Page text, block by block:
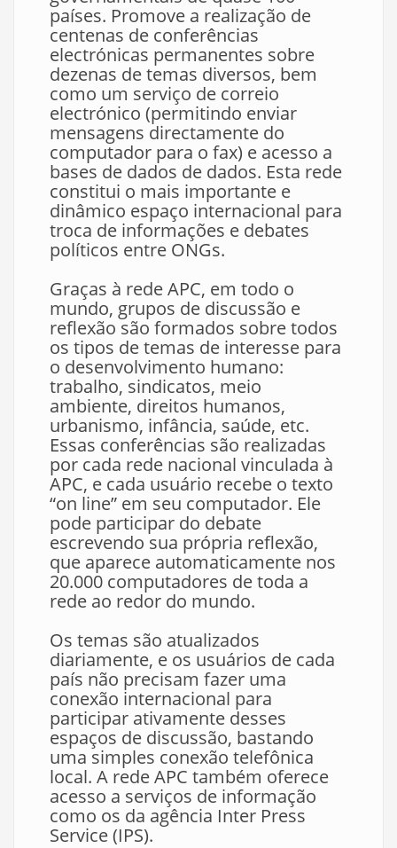
países. Promove a realização de
centenas de conferências
electrónicas permanentes sobre
dezenas de temas diversos, bem
como um serviço de correio
electrónico (permitindo enviar
mensagens directamente do
computador para o fax) e acesso a
bases de dados de dados. Esta rede
constitui o mais importante e
dinâmico espaço internacional para
troca de informações e debates
políticos entre ONGs.
Graças à rede APC, em todo o
mundo, grupos de discussão e
reflexão são formados sobre todos
os tipos de temas de interesse para
o desenvolvimento humano:
trabalho, sindicatos, meio
ambiente, direitos humanos,
urbanismo, infância, saúde, etc.
Essas conferências são realizadas
por cada rede nacional vinculada à
APC, e cada usuário recebe o texto
“on line” em seu computador. Ele
pode participar do debate
escrevendo sua própria reflexão,
que aparece automaticamente nos
20.000 computadores de toda a
rede ao redor do mundo.
Os temas são atualizados
diariamente, e os usuários de cada
país não precisam fazer uma
conexão internacional para
participar ativamente desses
espaços de discussão, bastando
uma simples conexão telefônica
local. A rede APC também oferece
acesso a serviços de informação
como os da agência Inter Press
Service (IPS).